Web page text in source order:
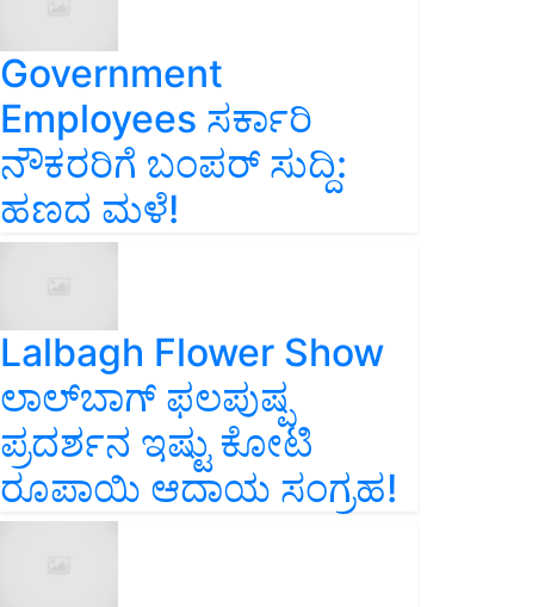
Government
Employees ಸರ್ಕಾರಿ
ನೌಕರರಿಗೆ ಬಂಪರ್‌ ಸುದ್ದಿ:
ಹಣದ ಮಳೆ!
Lalbagh Flower Show
ಲಾಲ್‌ಬಾಗ್ ಫಲಪುಷ್ಪ
ಪ್ರದರ್ಶನ ಇಷ್ಟು ಕೋಟಿ
ರೂಪಾಯಿ ಆದಾಯ ಸಂಗ್ರಹ!